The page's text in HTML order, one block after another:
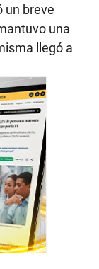
un breve
una
llegó a